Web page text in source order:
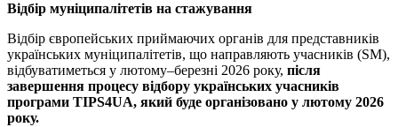
Відбір муніципалітетів на стажування
Відбір європейських приймаючих органів для представників
українських муніципалітетів, що направляють учасників (SM),
відбуватиметься у лютому–березні 2026 року, після
завершення процесу відбору українських учасників
програми TIPS4UA, який буде організовано у лютому 2026
року.